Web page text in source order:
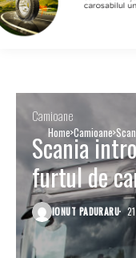
Home Camioane
Camioane
Scania
furtul de
IONUT PADURARU